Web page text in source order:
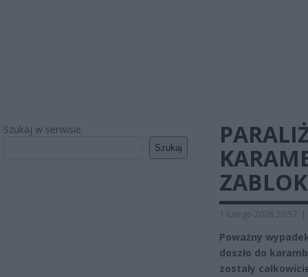
Szukaj w serwisie
Szukaj
1 lutego 2026 20:57 |
Poważny
doszło do
zostały